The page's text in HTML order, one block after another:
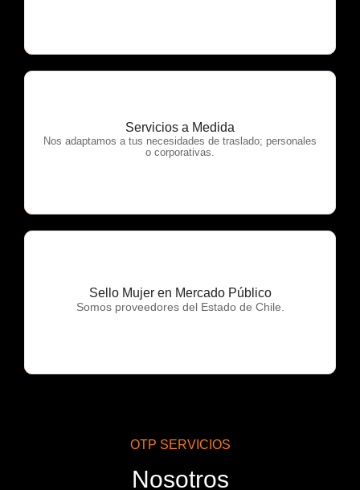
Servicios a Medida
Nos adaptamos a tus necesidades de traslado; personales
o corporativas.
OTP Servicios
Sello Mujer en Mercado Público
Somos proveedores del Estado de Chile.
OTP Servicios
OTP SERVICIOS
Nosotros